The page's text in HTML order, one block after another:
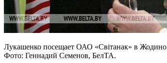
Лукашенко посещает ОАО «Світанак» в
Фото: Геннадий Семенов, БелТА.